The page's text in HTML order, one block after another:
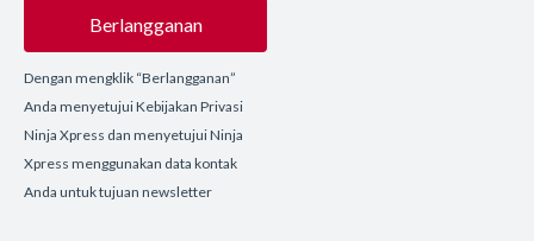
Berlangganan
Dengan mengklik “Berlangganan”
Anda menyetujui Kebijakan Privasi
Ninja Xpress dan menyetujui Ninja
Xpress menggunakan data kontak
Anda untuk tujuan newsletter